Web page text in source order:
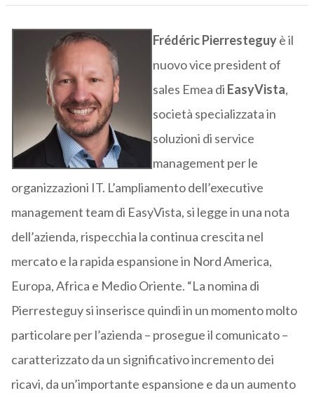
Frédéric Pierresteguyè il
nuovo vice president of
sales Emea di EasyVista,
società specializzata in
soluzioni di service
management per le
organizzazioni IT. L’ampliamento dell’executive
management team di EasyVista, si legge in una nota
dell’azienda, rispecchia la continua crescita nel
mercato e la rapida espansione in Nord America,
Europa, Africa e Medio Oriente. “La nomina di
Pierresteguy si inserisce quindi in un momento molto
particolare per l’azienda – prosegue il comunicato –
caratterizzato da un significativo incremento dei
ricavi, da un’importante espansione e da un aumento